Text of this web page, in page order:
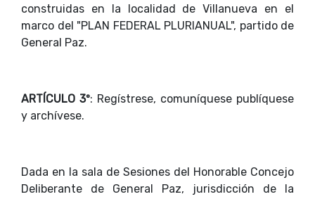
construidas en la localidad de Villanueva en el
marco del "PLAN FEDERAL PLURIANUAL", partido de
General Paz.
ARTÍCULO 3º: Regístrese, comuníquese publíquese
y archívese.
Dada en la sala de Sesiones del Honorable Concejo
Deliberante de General Paz, jurisdicción de la